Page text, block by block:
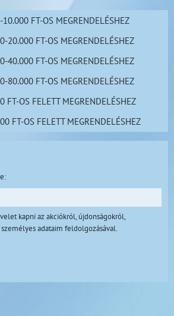
FT-OS MEGRENDELÉSHEZ
20.000 FT-OS MEGRENDELÉSHEZ
40.000 FT-OS MEGRENDELÉSHEZ
80.000 FT-OS MEGRENDELÉSHEZ
FT-OS FELETT MEGRENDELÉSHEZ
FT-OS FELETT MEGRENDELÉSHEZ
kapni az akciókról, újdonságokról,
adataim feldolgozásával.